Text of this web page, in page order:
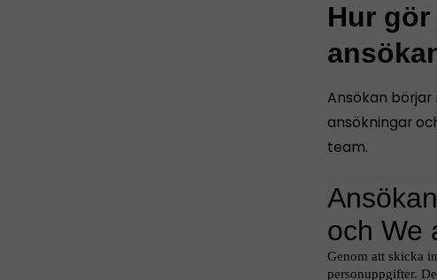
Hur
Ansökan
ansökningar
team.